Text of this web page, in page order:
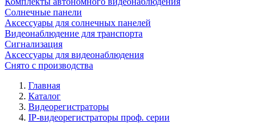
Солнечные панели
Аксессуары для солнечных панелей
Видеонаблюдение для транспорта
Сигнализация
Аксессуары для видеонаблюдения
Снято с производства
Главная
Каталог
Видеорегистраторы
IP-видеорегистраторы проф. серии